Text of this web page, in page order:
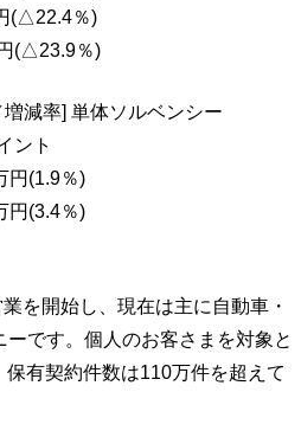
％)
％)
単体ソルベンシー
ト
(1.9％)
(3.4％)
を開始し、現在は主に自動車・
です。個人のお客さまを対象と
有契約件数は110万件を超えて